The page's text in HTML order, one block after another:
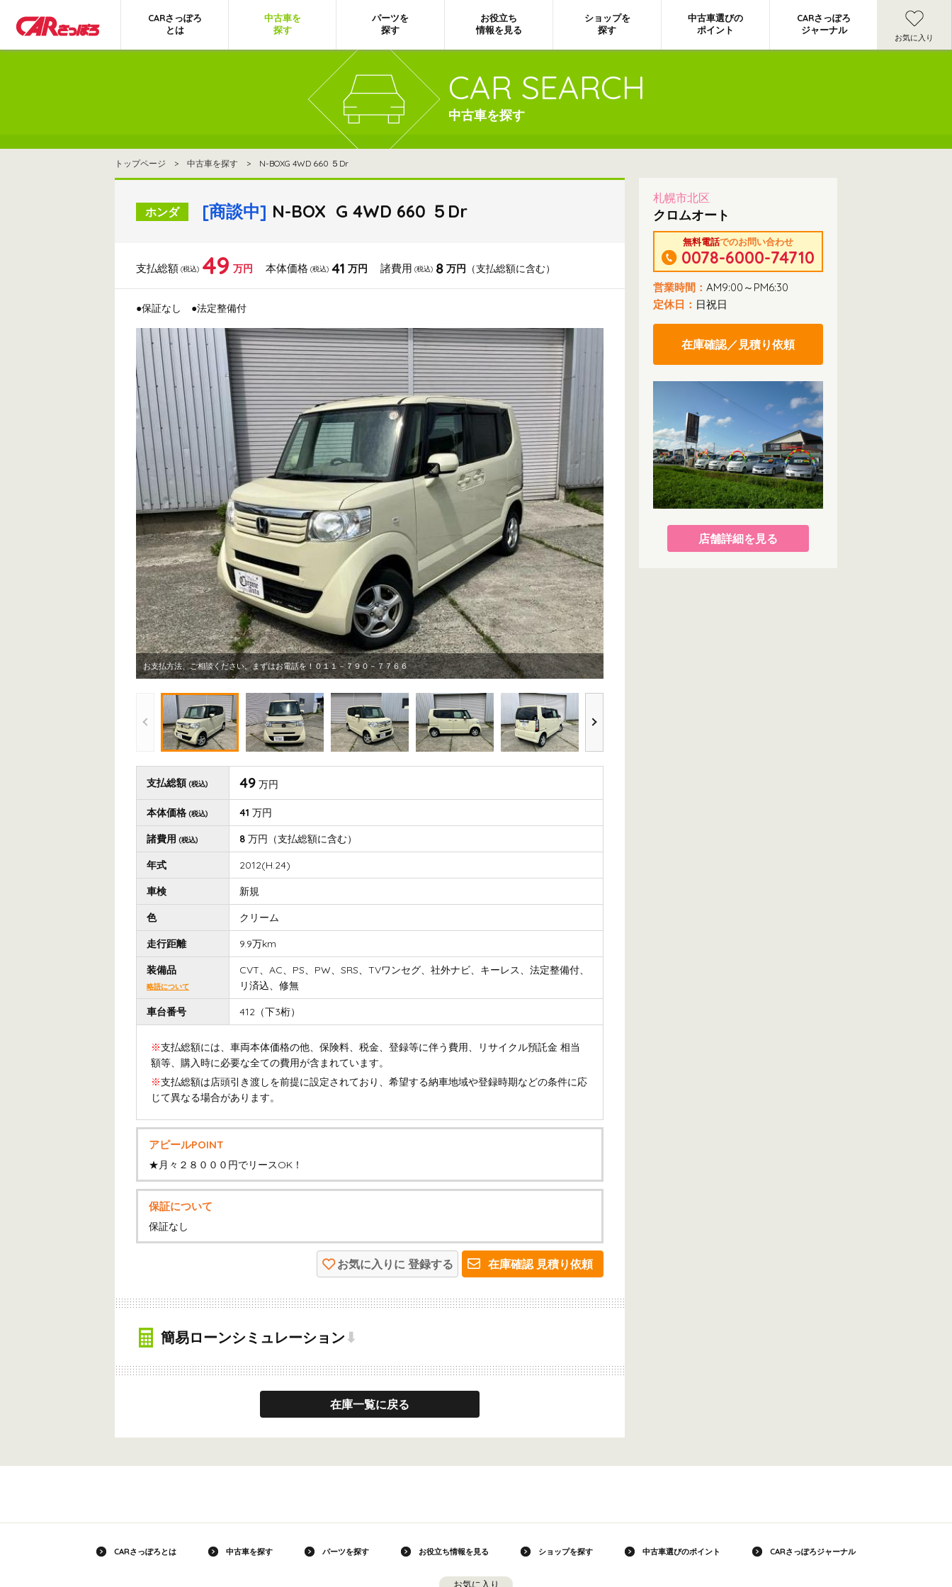
CARさっぽろ
とは
中古車を
探す
パーツを
探す
お役立ち
情報を見る
ショップを
探す
中古車選びの
ポイント
CARさっぽろ
ジャーナル
お気に入り
CAR SEARCH
中古車を探す
トップページ > 中古車を探す > N-BOXG 4WD 660 ５Dr
ホンダ [商談中] N-BOX G 4WD 660 ５Dr
支払総額 (税込) 49 万円 本体価格 (税込) 41 万円 諸費用 (税込) 8 万円 （支払総額に含む）
●保証なし ●法定整備付
お支払方法、ご相談ください。まずはお電話を！０１１－７９０－７７６６
支払総額 (税込) 49 万円
本体価格 (税込) 41 万円
諸費用 (税込) 8 万円 （支払総額に含む）
年式 2012(H.24)
車検 新規
色 クリーム
走行距離 9.9万km
装備品
略語について
CVT、AC、PS、PW、SRS、TVワンセグ、社外ナビ、キーレス、法定整備付、
リ済込、修無
車台番号 412（下3桁）
※支払総額には、車両本体価格の他、保険料、税金、登録等に伴う費用、リサイクル預託金 相当
額等、購入時に必要な全ての費用が含まれています。
※支払総額は店頭引き渡しを前提に設定されており、希望する納車地域や登録時期などの条件に応
じて異なる場合があります。
アピールPOINT
★月々２８０００円でリースOK！
保証について
保証なし
在庫確認 見積り依頼
お気に入りに 登録する
簡易ローンシミュレーション ⬇
在庫一覧に戻る
札幌市北区
クロムオート
無料電話でのお問い合わせ
0078-6000-74710
営業時間： AM9:00～PM6:30
定休日： 日祝日
在庫確認／見積り依頼
店舗詳細を見る
CARさっぽろとは 中古車を探す パーツを探す お役立ち情報を見る ショップを探す 中古車選びのポイント CARさっぽろジャーナル
お気に入り